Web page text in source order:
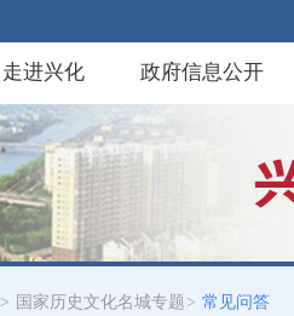
走进兴化 政府信息公开
> 国家历史文化名城专题 > 常见问答